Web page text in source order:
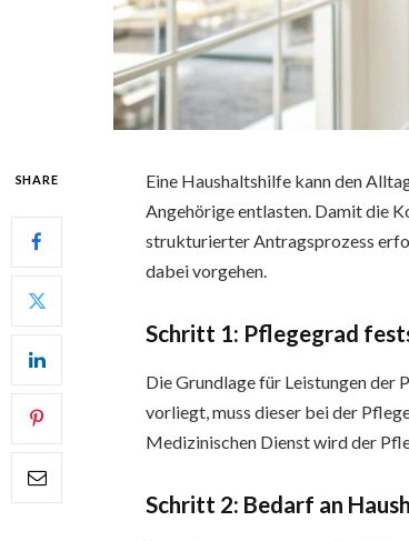
SHARE
Eine Haushaltshilfe kann den
Angehörige entlasten. Damit die
strukturierter Antragsprozess
dabei vorgehen.
Schritt 1: Pflegegrad
Die Grundlage für Leistungen der
vorliegt, muss dieser bei der
Medizinischen Dienst wird der
Schritt 2: Bedarf an